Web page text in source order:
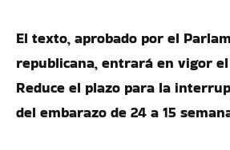
El texto, aprobado por el
republicana, entrará en vigor
Reduce el plazo para la
del embarazo de 24 a 15